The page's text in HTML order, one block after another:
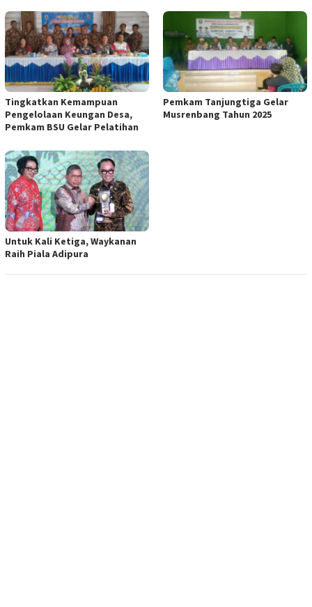
Tingkatkan Kemampuan
Pengelolaan Keungan Desa,
Pemkam BSU Gelar Pelatihan
Pemkam Tanjungtiga Gelar
Musrenbang Tahun 2025
Untuk Kali Ketiga, Waykanan
Raih Piala Adipura